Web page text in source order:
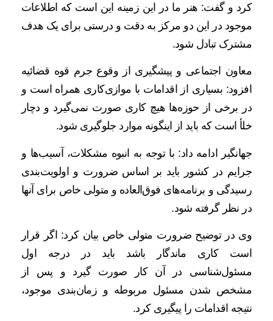
کرد و گفت: هنر ما در این زمینه این است که اطلاعات
موجود در این دو مرکز به دقت و درستی برای یک هدف
مشترک تبادل شود.
معاون اجتماعی و پیشگیری از وقوع جرم قوه قضائیه
افزود: بسیاری از اقدامات با موازی‌کاری همراه است و
در برخی از حوزه‌ها هیچ کاری صورت نمی‌گیرد و دچار
خلأ است که باید از اینگونه موارد جلوگیری شود.
جهانگیر ادامه داد: با توجه به انبوه مشکلات، آسیب‌ها و
جرایم در کشور باید بر اساس ضرورت و اولویت‌بندی
رسیدگی و برنامه‌های فوق‌العاده و متولی خاص برای آنها
در نظر گرفته شود.
وی در توضیح ضرورت متولی خاص بیان کرد: اگر قرار
است کاری ماندگار باشد باید در درجه اول
مسئول‌شناسی در آن کار صورت گیرد و پس از
مشخص شدن مسئول مربوطه و زمان‌بندی موجود،
نتیجه اقدامات را پیگیری کرد.